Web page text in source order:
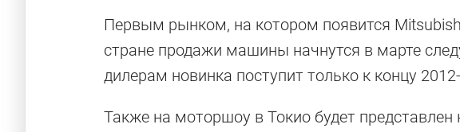
Первым рынком, на котором появится
стране продажи машины начнутся в марте
дилерам новинка поступит только к концу
Также на моторшоу в Токио будет представлен